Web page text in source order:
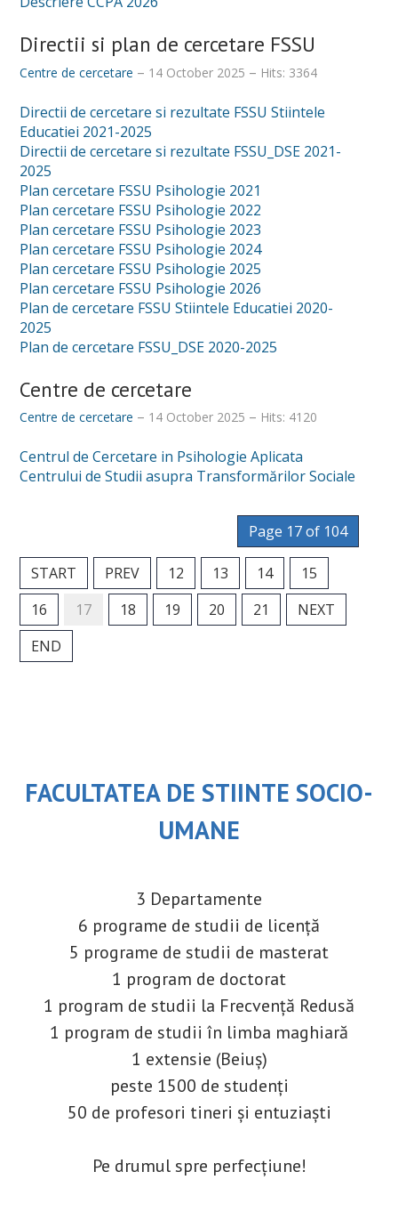
Directii si plan de cercetare FSSU
Centre de cercetare 14 October 2025 Hits: 3364
Directii de cercetare si rezultate FSSU Stiintele
Educatiei 2021-2025
Directii de cercetare si rezultate FSSU_DSE 2021-
2025
Plan cercetare FSSU Psihologie 2021
Plan cercetare FSSU Psihologie 2022
Plan cercetare FSSU Psihologie 2023
Plan cercetare FSSU Psihologie 2024
Plan cercetare FSSU Psihologie 2025
Plan cercetare FSSU Psihologie 2026
Plan de cercetare FSSU Stiintele Educatiei 2020-
2025
Plan de cercetare FSSU_DSE 2020-2025
Centre de cercetare
Centre de cercetare 14 October 2025 Hits: 4120
Centrul de Cercetare in Psihologie Aplicata
Centrului de Studii asupra Transformărilor Sociale
Page 17 of 104
START PREV 12 13 14
15
16
17 18 19 20 21
NEXT
END
FACULTATEA DE STIINTE SOCIO-
UMANE
3 Departamente
6 programe de studii de licență
5 programe de studii de masterat
1 program de doctorat
1 program de studii la Frecvență Redusă
1 program de studii în limba maghiară
1 extensie (Beiuș)
peste 1500 de studenți
50 de profesori tineri și entuziaști
Pe drumul spre perfecțiune!